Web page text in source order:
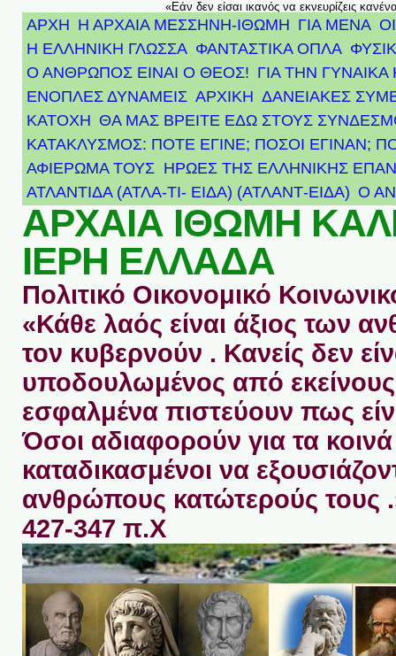
«Εάν δεν είσαι ικανός να εκνευρίζεις
ΑΡΧΗ Η ΑΡΧΑΙΑ ΜΕΣΣΗΝΗ-ΙΘΩΜΗ ΓΙΑ ΜΕΝΑ
Η ΕΛΛΗΝΙΚΗ ΓΛΩΣΣΑ ΦΑΝΤΑΣΤΙΚΑ ΟΠΛΑ
Ο ΑΝΘΡΩΠΟΣ ΕΙΝΑΙ Ο ΘΕΟΣ! ΓΙΑ ΤΗΝ ΓΥΝΑΙΚΑ
ΕΝΟΠΛΕΣ ΔΥΝΑΜΕΙΣ ΑΡΧΙΚΉ ΔΑΝΕΙΑΚΕΣ
ΚΑΤΟΧΗ ΘΑ ΜΑΣ ΒΡΕΙΤΕ ΕΔΩ ΣΤΟΥΣ
ΚΑΤΑΚΛΥΣΜΟΣ: ΠΟΤΕ ΕΓΙΝΕ; ΠΟΣΟΙ ΕΓΙΝΑΝ;
ΑΦΙΈΡΩΜΑ ΤΟΥΣ ΉΡΩΕΣ ΤΗΣ ΕΛΛΗΝΙΚΉΣ
ΑΤΛΑΝΤΊΔΑ (ΑΤΛΑ-ΤΙ- ΕΙΔΑ) (ΑΤΛΑΝΤ-ΕΙΔΑ) Ο
ΑΡΧΑΙΑ ΙΘΩΜΗ
ΙΕΡΗ ΕΛΛΑΔΑ
Πολιτικό Οικονομικό
«Κάθε λαός είναι άξιος των
τον κυβερνούν . Κανείς δεν
υποδουλωμένος από
εσφαλμένα πιστεύουν πως
Όσοι αδιαφορούν για τα κοινά
καταδικασμένοι να
ανθρώπους κατώτερούς τους
427-347 π.Χ